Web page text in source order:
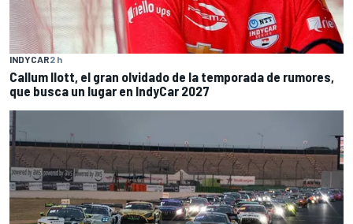
INDYCAR2 h
Callum Ilott, el gran olvidado de la temporada de rumores,
que busca un lugar en IndyCar 2027